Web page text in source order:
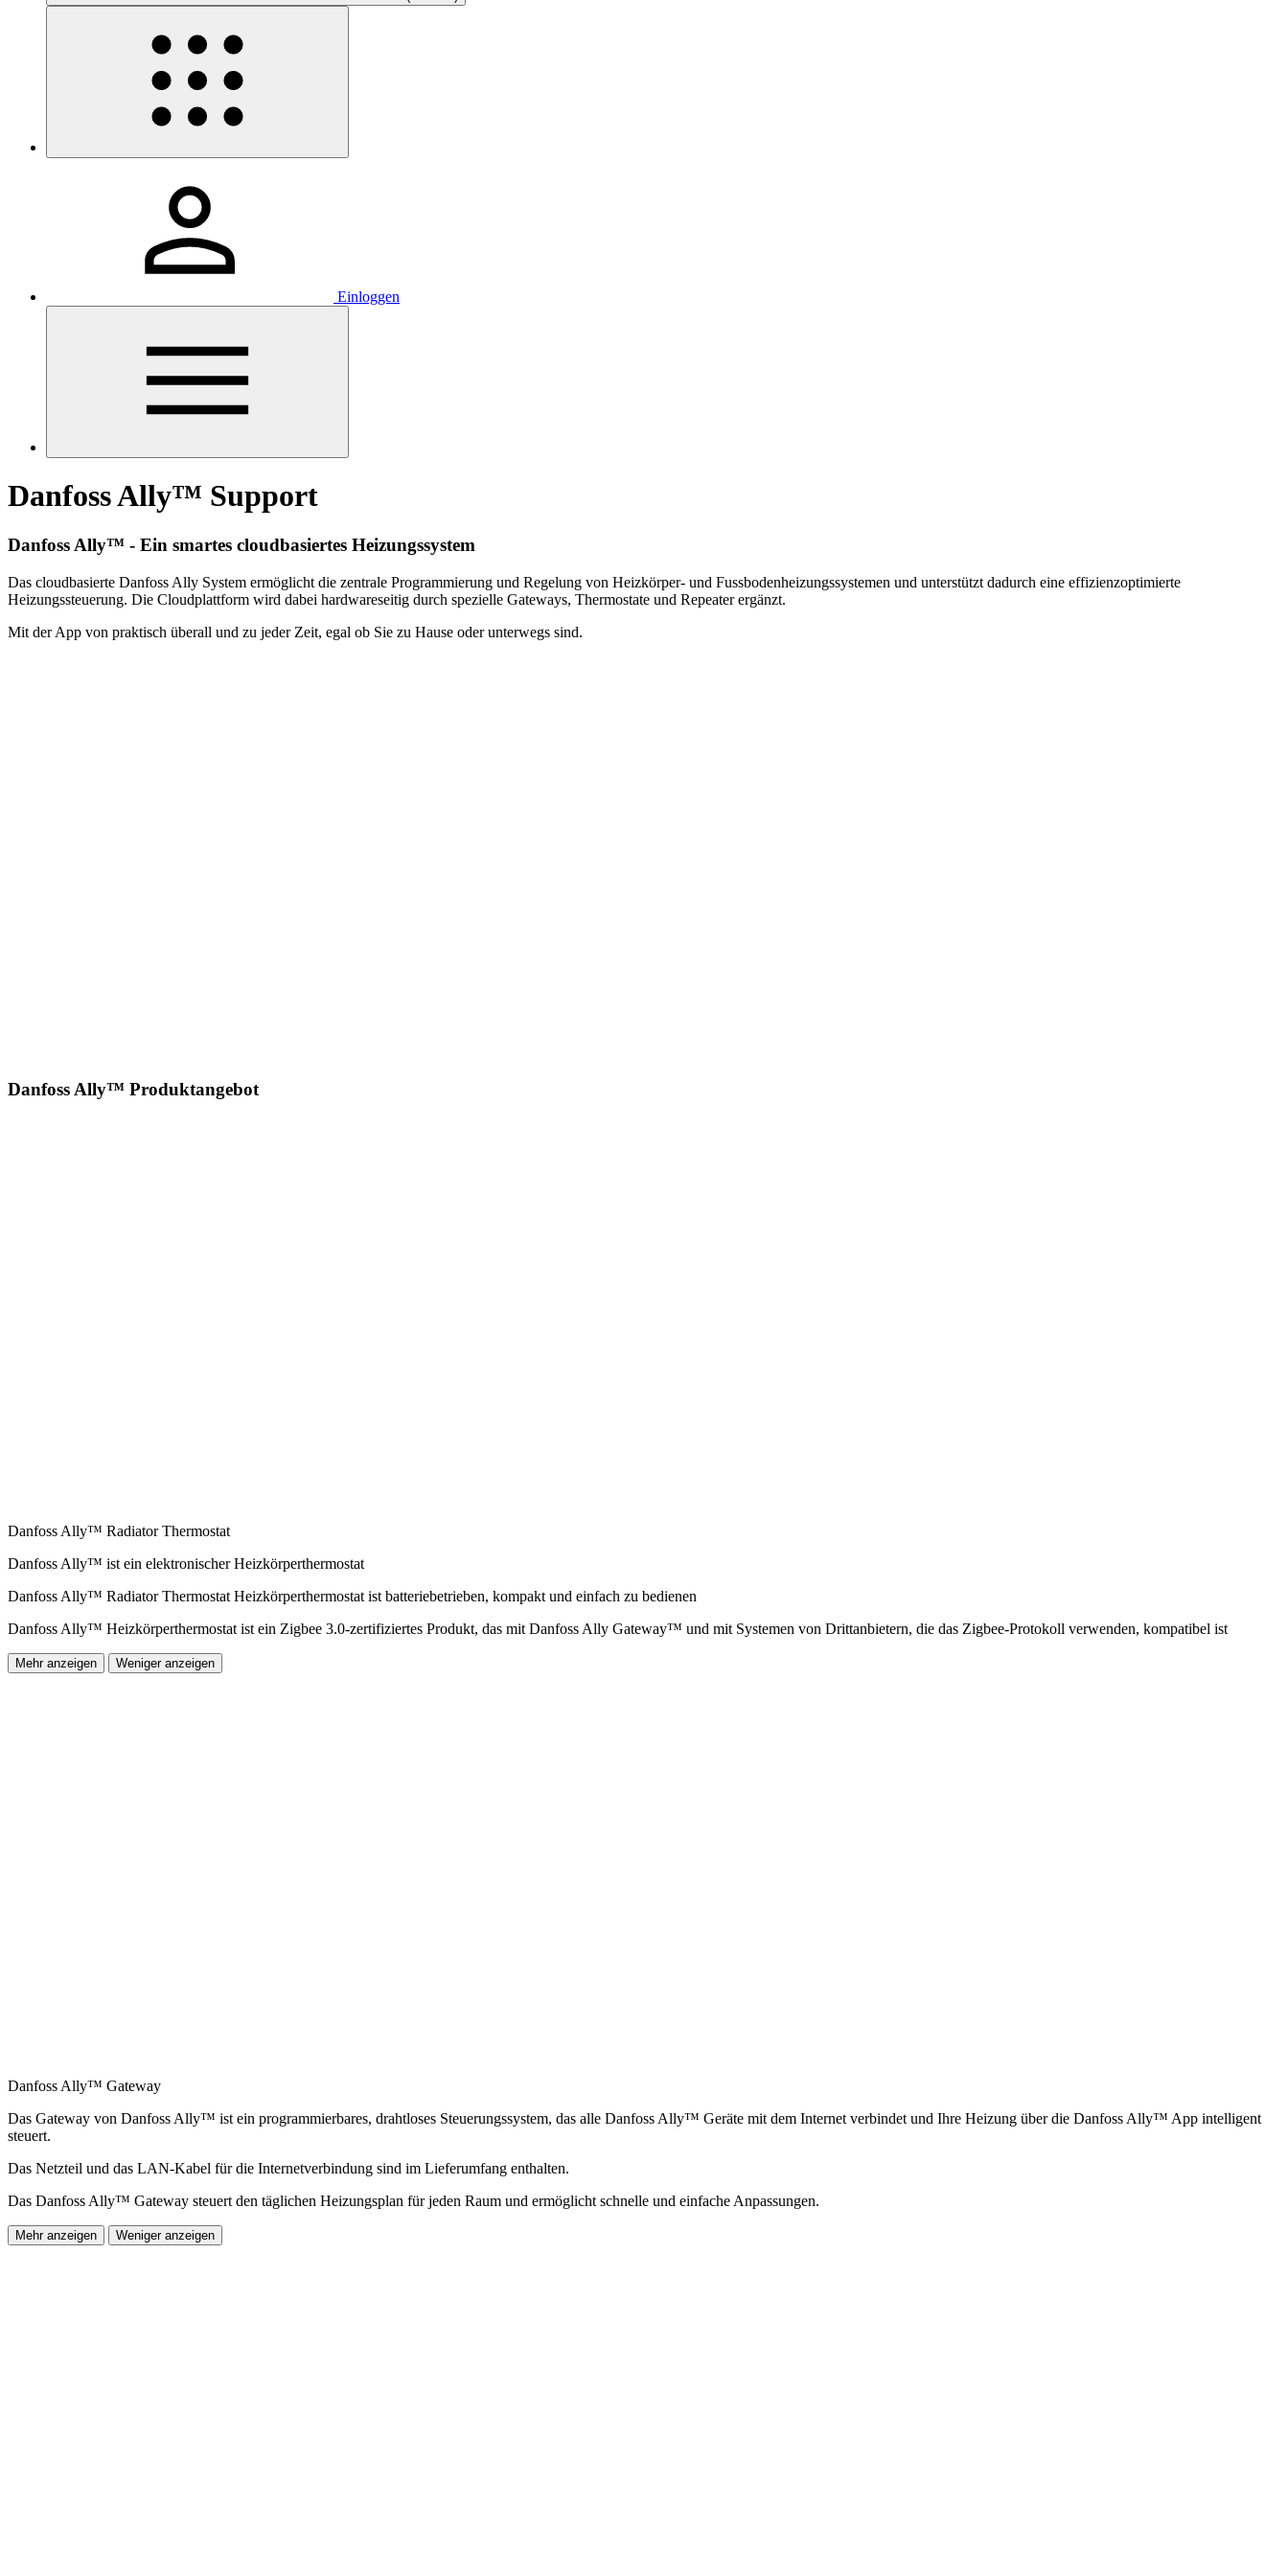
Einloggen
Danfoss Ally™ Support
Danfoss Ally™​ - Ein smartes cloudbasiertes Heizungssystem
Das cloudbasierte Danfoss Ally System ermöglicht die zentrale Programmierung und Regelung von Heizkörper- und Fussbodenheizungssystemen und unterstützt dadurch eine effizienzoptimierte
Heizungssteuerung. Die Cloudplattform wird dabei hardwareseitig durch spezielle Gateways, Thermostate und Repeater ergänzt.
Mit der App von praktisch überall und zu jeder Zeit, egal ob Sie zu Hause oder unterwegs sind.
Danfoss Ally™ Produktangebot
Danfoss Ally™ Radiator Thermostat
Danfoss Ally™ ist ein elektronischer Heizkörperthermostat
Danfoss Ally™ Radiator Thermostat Heizkörperthermostat ist batteriebetrieben, kompakt und einfach zu bedienen
Danfoss Ally™ Heizkörperthermostat ist ein Zigbee 3.0-zertifiziertes Produkt, das mit Danfoss Ally Gateway™ und mit Systemen von Drittanbietern, die das Zigbee-Protokoll verwenden, kompatibel ist
Mehr anzeigen Weniger anzeigen
Danfoss Ally™ Gateway
Das Gateway von Danfoss Ally™ ist ein programmierbares, drahtloses Steuerungssystem, das alle Danfoss Ally™ Geräte mit dem Internet verbindet und Ihre Heizung über die Danfoss Ally™ App intelligent
steuert.
Das Netzteil und das LAN-Kabel für die Internetverbindung sind im Lieferumfang enthalten.
Das Danfoss Ally™ Gateway steuert den täglichen Heizungsplan für jeden Raum und ermöglicht schnelle und einfache Anpassungen.
Mehr anzeigen Weniger anzeigen